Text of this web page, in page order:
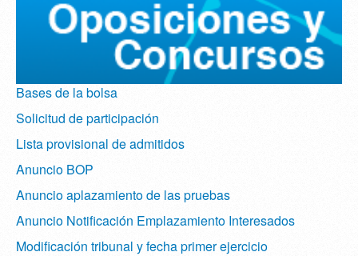
Bases de la bolsa
Solicitud de participación
Lista provisional de admitidos
Anuncio BOP
Anuncio aplazamiento de las pruebas
Anuncio Notificación Emplazamiento Interesados
Modificación tribunal y fecha primer ejercicio